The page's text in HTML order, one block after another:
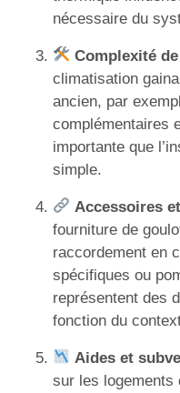
nécessaire du
Complexité
climatisation
ancien, par
complémentaires
importante que
simple.
Accessoires
fourniture de
raccordement en
spécifiques ou
représentent des
fonction du
Aides et
sur les logements